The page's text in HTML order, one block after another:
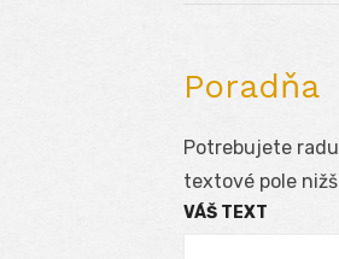
Poradňa
Potrebujete
textové pole
VÁŠ TEXT